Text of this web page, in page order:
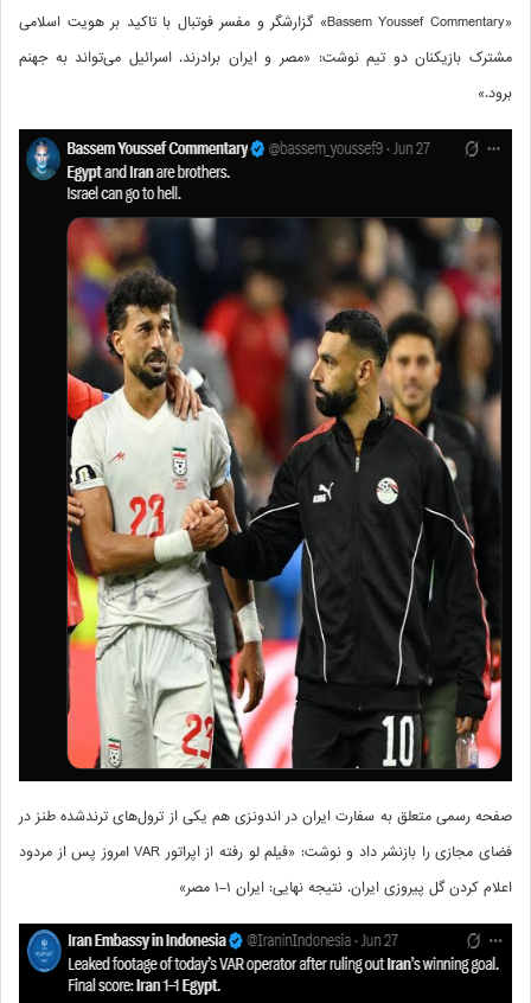
«Bassem Youssef Commentary» گزارشگر و مفسر فوتبال با تاکید بر هویت اسلامی
مشترک بازیکنان دو تیم نوشت: «مصر و ایران برادرند. اسرائیل می‌تواند به جهنم
برود.»
صفحه رسمی متعلق به سفارت ایران در اندونزی هم یکی از ترول‌های ترندشده طنز در
فضای مجازی را بازنشر داد و نوشت: «فیلم لو رفته از اپراتور VAR امروز پس از مردود
اعلام کردن گل پیروزی ایران. نتیجه نهایی: ایران ۱–۱ مصر»